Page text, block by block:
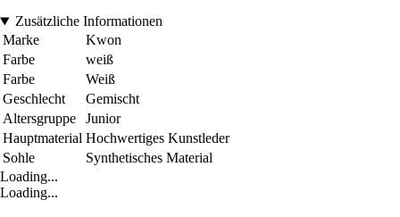
Zusätzliche Informationen
Marke
Kwon
Farbe
weiß
Farbe
Weiß
Geschlecht
Gemischt
Altersgruppe
Junior
Hauptmaterial Hochwertiges Kunstleder
Sohle
Synthetisches Material
Loading...
Loading...